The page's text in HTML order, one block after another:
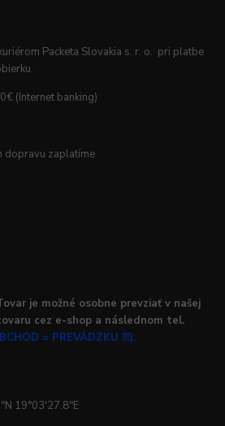
Packeta Slovakia s. r. o. pri platbe
(Internet banking)
dopravu zaplatíme
je možné osobne prevziať v našej
cez e-shop a následnom tel.
= PREVÁDZKU !!!).
19°03'27.8"E